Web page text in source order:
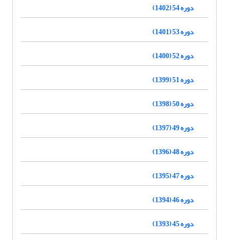
دوره 54 (1402)
دوره 53 (1401)
دوره 52 (1400)
دوره 51 (1399)
دوره 50 (1398)
دوره 49 (1397)
دوره 48 (1396)
دوره 47 (1395)
دوره 46 (1394)
دوره 45 (1393)